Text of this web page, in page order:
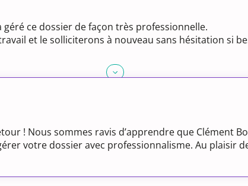
ce dossier de façon très professionnelle.
et le solliciterons à nouveau sans hésitation si
! Nous sommes ravis d’apprendre que Clément
votre dossier avec professionnalisme. Au plaisir